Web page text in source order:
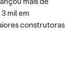
mil em
construtoras